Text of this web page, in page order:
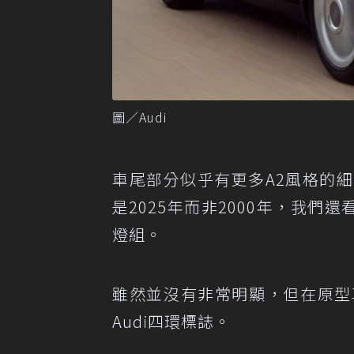
圖／Audi
車尾部分似乎有更多A2風格的
是2025年而非2000年，我們還
燈組。
雖然並沒有非常明顯，但在原
Audi四環標誌。